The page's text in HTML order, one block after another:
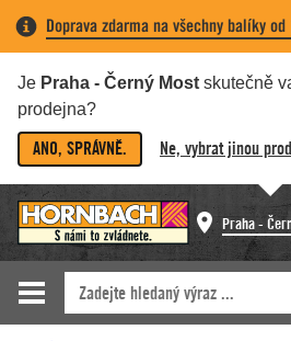
Doprava zdarma na všechny balíky od
Je Praha - Černý Most skutečně
prodejna?
ANO, SPRÁVNĚ. Ne, vybrat jinou
Praha -